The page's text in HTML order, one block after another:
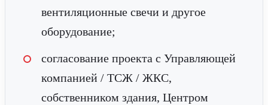
вентиляционные свечи и другое
оборудование;
согласование проекта с Управляющей
компанией / ТСЖ / ЖКС,
собственником здания, Центром